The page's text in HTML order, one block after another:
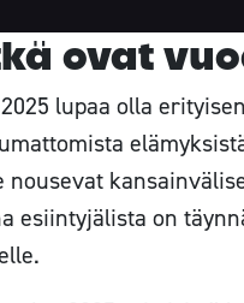
ovat
lupaa olla
nousevat
esiintyjälista on